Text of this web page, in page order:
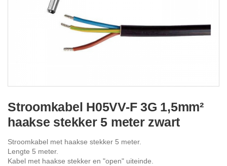
naar
het
begin
de
afbeeldingen-
gallerij
Stroomkabel H05VV-F 3G 1,5mm²
haakse stekker 5 meter zwart
Stroomkabel met haakse stekker 5 meter.
Lengte 5 meter.
Kabel met haakse stekker en "open" uiteinde.